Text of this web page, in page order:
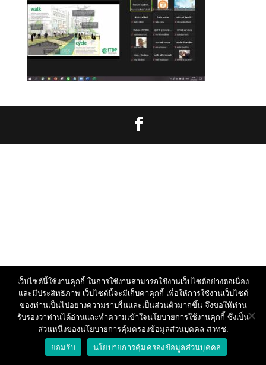
เว็บไซต์นี้ใช้งานคุกกี้ ในการใช้งานสามารถใช้งานเว็บไซต์อย่างต่อเนื่อง
และมีประสิทธิภาพ เว็บไซต์นี้จะมีเก็บค่าคุกกี้ เพื่อให้การใช้งานเว็บไซต์
ของท่านเป็นไปอย่างความราบรื่นและเป็นส่วนตัวมากขึ้น จึงขอให้ท่าน
รับรองว่าท่านได้อ่านและทำความเข้าใจนโยบายการใช้งานคุกกี้ ซึ่งเป็น
ส่วนหนึ่งของนโยบายการคุ้มครองข้อมูลส่วนบุคคล สวทช.
ยอมรับ
นโยบายการคุ้มครองข้อมูลส่วนบุคคล